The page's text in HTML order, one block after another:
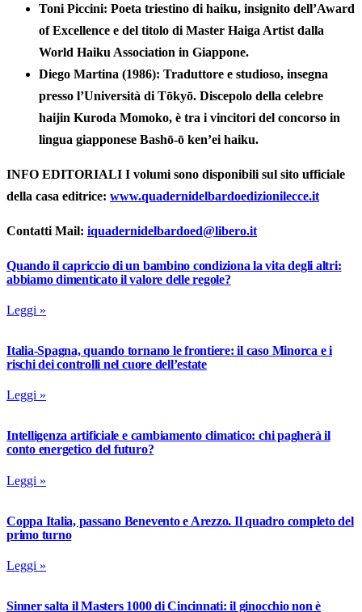
Toni Piccini: Poeta triestino di haiku, insignito dell’Award
of Excellence e del titolo di Master Haiga Artist dalla
World Haiku Association in Giappone.
Diego Martina (1986): Traduttore e studioso, insegna
presso l’Università di Tōkyō. Discepolo della celebre
haijin Kuroda Momoko, è tra i vincitori del concorso in
lingua giapponese Bashō-ō ken’ei haiku.
INFO EDITORIALI I volumi sono disponibili sul sito ufficiale
della casa editrice: www.quadernidelbardoedizionilecce.it
Contatti Mail: iquadernidelbardoed@libero.it
Quando il capriccio di un bambino condiziona la vita degli altri:
abbiamo dimenticato il valore delle regole?
Leggi »
Italia-Spagna, quando tornano le frontiere: il caso Minorca e i
rischi dei controlli nel cuore dell’estate
Leggi »
Intelligenza artificiale e cambiamento climatico: chi pagherà il
conto energetico del futuro?
Leggi »
Coppa Italia, passano Benevento e Arezzo. Il quadro completo del
primo turno
Leggi »
Sinner salta il Masters 1000 di Cincinnati: il ginocchio non è